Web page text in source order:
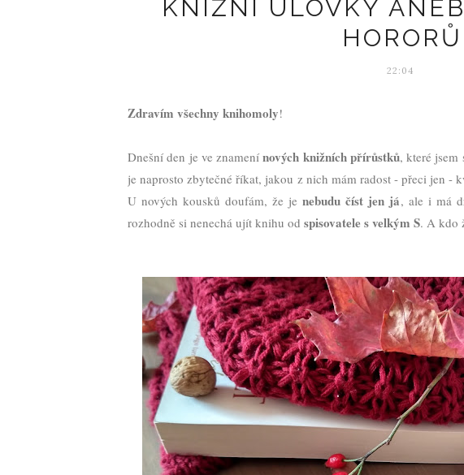
KNIŽNÍ ÚLOVKY
HORORŮ
22:04
Zdravím všechny knihomoly!
Dnešní den je ve znamenínových knižních přírůstků, které jsem
je naprosto zbytečné říkat, jakou z nich mám radost - přeci jen -
U nových kousků doufám, že jenebudu číst jen já, ale i má
rozhodně si nenechá ujít knihu od spisovatele s velkým S. A kdo